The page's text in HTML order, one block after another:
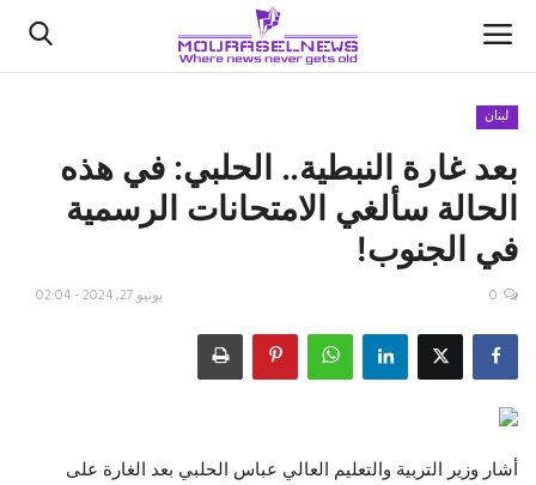
الأخبار
كتّابنا
السعودية
اقتصاد
علوم وتكنولوجيا
رياضة
لبنان
بعد غارة النبطية.. الحلبي: في هذه
الحالة سألغي الامتحانات الرسمية
في الجنوب!
يونيو 27, 2024 - 02:04 0
أشار وزير التربية والتعليم العالي عباس الحلبي بعد الغارة على